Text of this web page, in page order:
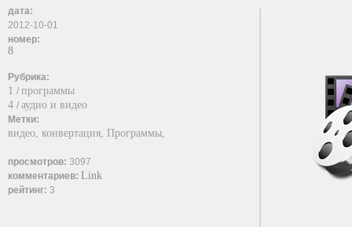
дата:
2012-10-01
номер:
8
Рубрика:
1 / программы
4 / аудио и видео
Метки:
видео, конвертация, Программы,
просмотров: 3097
комментариев: Link
рейтинг: 3